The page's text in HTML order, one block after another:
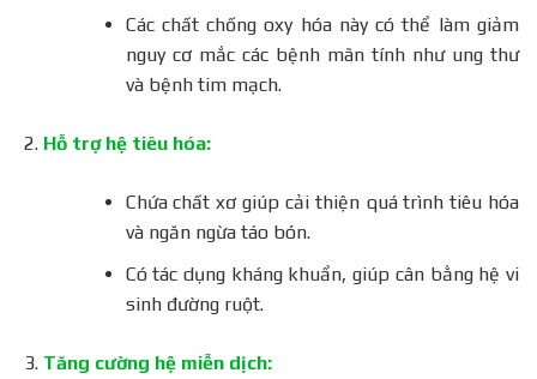
Các chất chống oxy hóa này có thể làm giảm
nguy cơ mắc các bệnh mãn tính như ung thư
và bệnh tim mạch.
Hỗ trợ hệ tiêu hóa:
Chứa chất xơ giúp cải thiện quá trình tiêu hóa
và ngăn ngừa táo bón.
Có tác dụng kháng khuẩn, giúp cân bằng hệ vi
sinh đường ruột.
Tăng cường hệ miễn dịch: